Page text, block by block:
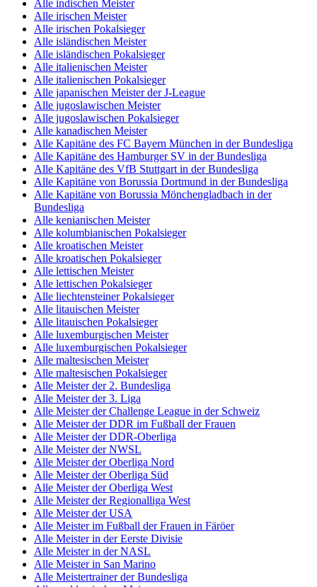
Alle indischen Meister
Alle irischen Meister
Alle irischen Pokalsieger
Alle isländischen Meister
Alle isländischen Pokalsieger
Alle italienischen Meister
Alle italienischen Pokalsieger
Alle japanischen Meister der J-League
Alle jugoslawischen Meister
Alle jugoslawischen Pokalsieger
Alle kanadischen Meister
Alle Kapitäne des FC Bayern München in der Bundesliga
Alle Kapitäne des Hamburger SV in der Bundesliga
Alle Kapitäne des VfB Stuttgart in der Bundesliga
Alle Kapitäne von Borussia Dortmund in der Bundesliga
Alle Kapitäne von Borussia Mönchengladbach in der
Bundesliga
Alle kenianischen Meister
Alle kolumbianischen Pokalsieger
Alle kroatischen Meister
Alle kroatischen Pokalsieger
Alle lettischen Meister
Alle lettischen Pokalsieger
Alle liechtensteiner Pokalsieger
Alle litauischen Meister
Alle litauischen Pokalsieger
Alle luxemburgischen Meister
Alle luxemburgischen Pokalsieger
Alle maltesischen Meister
Alle maltesischen Pokalsieger
Alle Meister der 2. Bundesliga
Alle Meister der 3. Liga
Alle Meister der Challenge League in der Schweiz
Alle Meister der DDR im Fußball der Frauen
Alle Meister der DDR-Oberliga
Alle Meister der NWSL
Alle Meister der Oberliga Nord
Alle Meister der Oberliga Süd
Alle Meister der Oberliga West
Alle Meister der Regionalliga West
Alle Meister der USA
Alle Meister im Fußball der Frauen in Färöer
Alle Meister in der Eerste Divisie
Alle Meister in der NASL
Alle Meister in San Marino
Alle Meistertrainer der Bundesliga